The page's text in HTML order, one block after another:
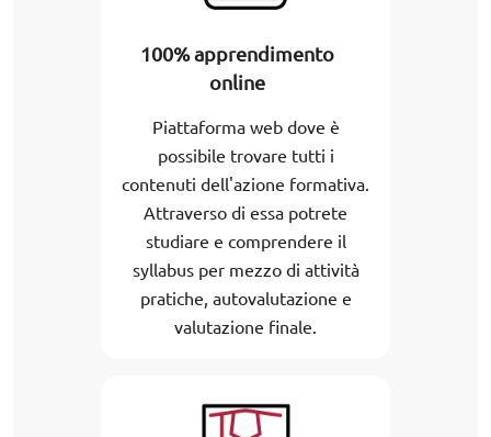
100% apprendimento
online
Piattaforma web dove è
possibile trovare tutti i
contenuti dell'azione formativa.
Attraverso di essa potrete
studiare e comprendere il
syllabus per mezzo di attività
pratiche, autovalutazione e
valutazione finale.